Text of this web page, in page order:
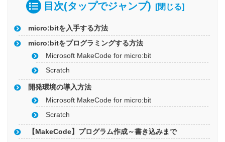
目次(タップでジャンプ)
micro:bitを入手する方法
micro:bitをプログラミングする方法
Microsoft MakeCode for micro:bit
Scratch
開発環境の導入方法
Microsoft MakeCode for micro:bit
Scratch
【MakeCode】プログラム作成～書き込みまで